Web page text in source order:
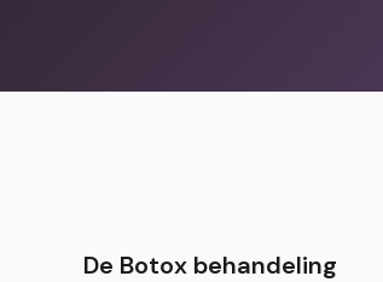
De Botox behandeling